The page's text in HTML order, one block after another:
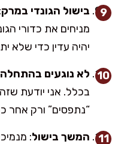
בישול הגונדי במרק
מניחים את כדורי
יהיה עדין כדי שלא
לא נוגעים בהתחלה
בכלל. אני יודעת
“נתפסים” ורק אחר
המשך בישול: